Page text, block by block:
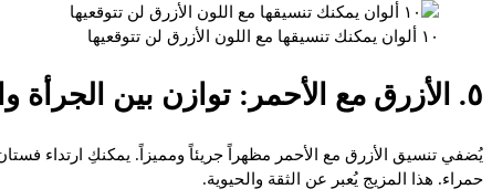
١٠ ألوان يمكنك تنسيقها مع اللون الأزرق لن تتوقعيها
٥. الأزرق مع الأحمر: توازن بين الجرأة والكلاسيكية
يُضفي تنسيق الأزرق مع الأحمر مظهراً جريئاً ومميزاً. يمكنكِ ارتداء
حمراء. هذا المزيج يُعبر عن الثقة والحيوية.